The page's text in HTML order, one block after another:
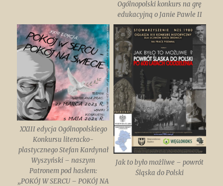
Ogólnopolski konkurs na grę
edukacyjną o Janie Pawle II
XXIII edycja Ogólnopolskiego
Konkursu literacko-
plastycznego Stefan Kardynał
Wyszyński – naszym
Patronem pod hasłem:
„POKÓJ W SERCU – POKÓJ NA
Jak to było możliwe – powrót
Śląska do Polski